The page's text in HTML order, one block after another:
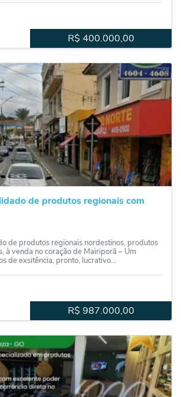
R$ 400.000,00
de produtos regionais com
de produtos regionais nordestinos, produtos
à venda no coração de Mairiporã – Um
de exsitência, pronto, lucrativo...
R$ 987.000,00